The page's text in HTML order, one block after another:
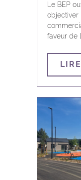
La
Mettet
Namur
Le BEP
objectiver
faveur de